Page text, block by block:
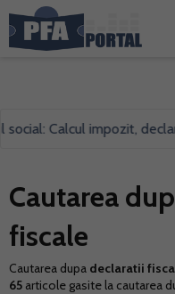
Calcul impozit, declaratii
Cautarea
fiscale
Cautarea dupa declaratii
65 articole gasite la cautarea